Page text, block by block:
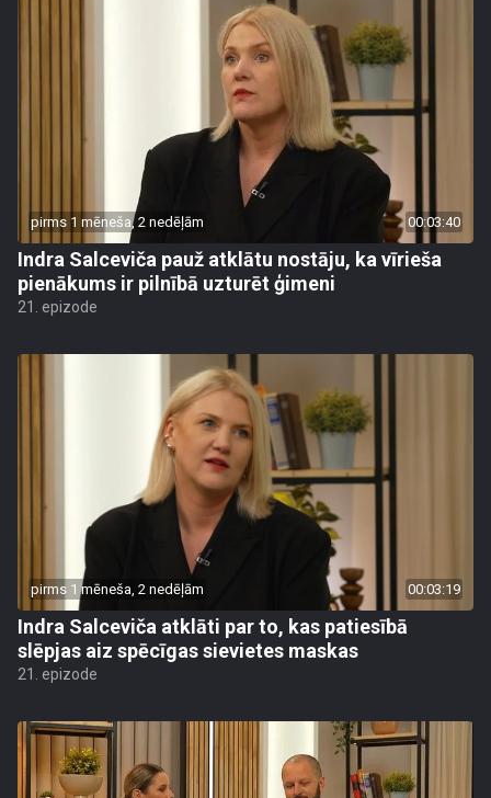
pirms 1 mēneša, 2 nedēļām 00:03:40
Indra Salceviča pauž atklātu nostāju, ka vīrieša
pienākums ir pilnībā uzturēt ģimeni
21. epizode
pirms 1 mēneša, 2 nedēļām 00:03:19
Indra Salceviča atklāti par to, kas patiesībā
slēpjas aiz spēcīgas sievietes maskas
21. epizode